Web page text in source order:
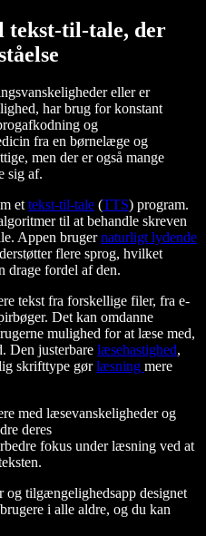
tekst-til-tale, der
eller er
har brug for konstant
og
fra en børnelæge og
men der er også mange
sig af.
ettekst-til-tale (TTS) program.
til at behandle skreven
Appen brugernaturligt lydende
flere sprog, hvilket
drage fordel af den.
tekst fra forskellige filer, fra e-
Det kan omdanne
mulighed for at læse med,
Den justerbare læsehastighed,
skrifttype gørlæsning mere
med læsevanskeligheder og
deres
fokus under læsning ved at
og tilgængelighedsapp designet
i alle aldre, og du kan